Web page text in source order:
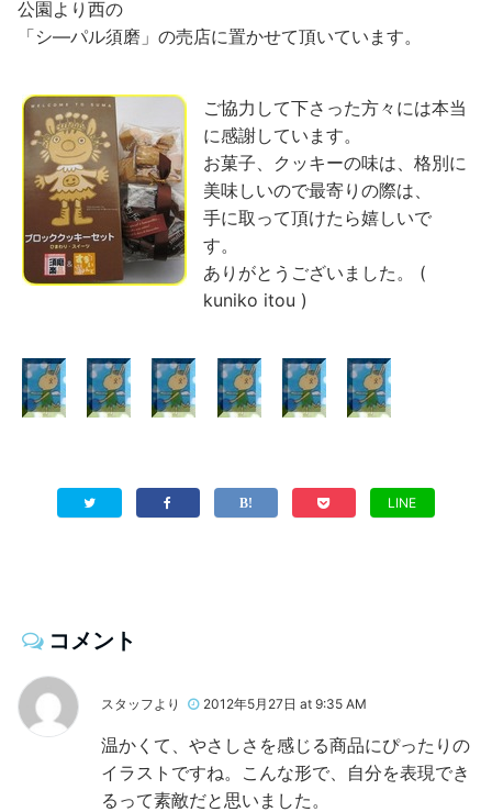
公園より西の
「シ―パル須磨」の売店に置かせて頂いています。
ご協力して下さった方々には本当
に感謝しています。
お菓子、クッキーの味は、格別に
美味しいので最寄りの際は、
手に取って頂けたら嬉しいで
す。
ありがとうございました。 (
kuniko itou )
LINE
コメント
スタッフより 2012年5月27日 at 9:35 AM
温かくて、やさしさを感じる商品にぴったりの
イラストですね。こんな形で、自分を表現でき
るって素敵だと思いました。